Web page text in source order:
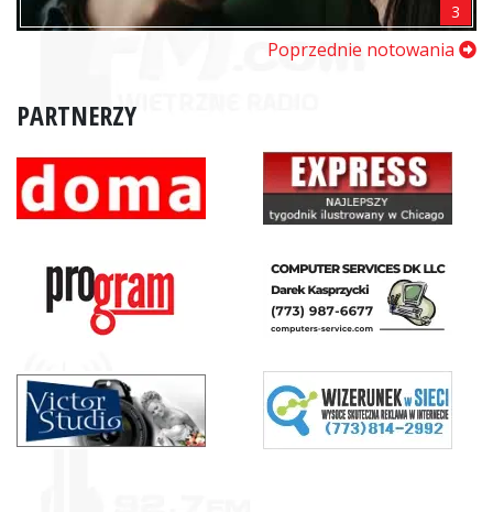
3
Poprzednie notowania
PARTNERZY